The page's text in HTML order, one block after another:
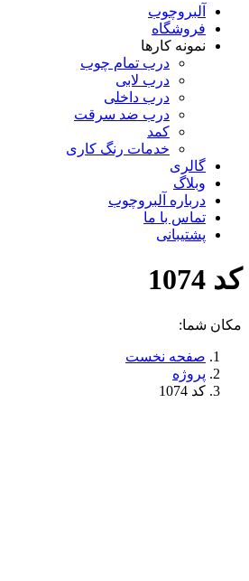
آلبروچوب
فروشگاه
نمونه کارها
درب تمام چوب
درب لابی
درب داخلی
درب ضد سرقت
کمد
خدمات رنگ کاری
گالری
وبلاگ
درباره آلبروچوب
تماس با ما
پشتیبانی
کد 1074
مکان شما:
صفحه نخست
پروژه
کد 1074